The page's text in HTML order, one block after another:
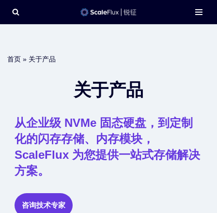
Skip
首页 » 关于产品
关于产品
从企业级 NVMe 固态硬盘，到定制
化的闪存存储、内存模块，
ScaleFlux 为您提供一站式存储解决
方案。
咨询技术专家